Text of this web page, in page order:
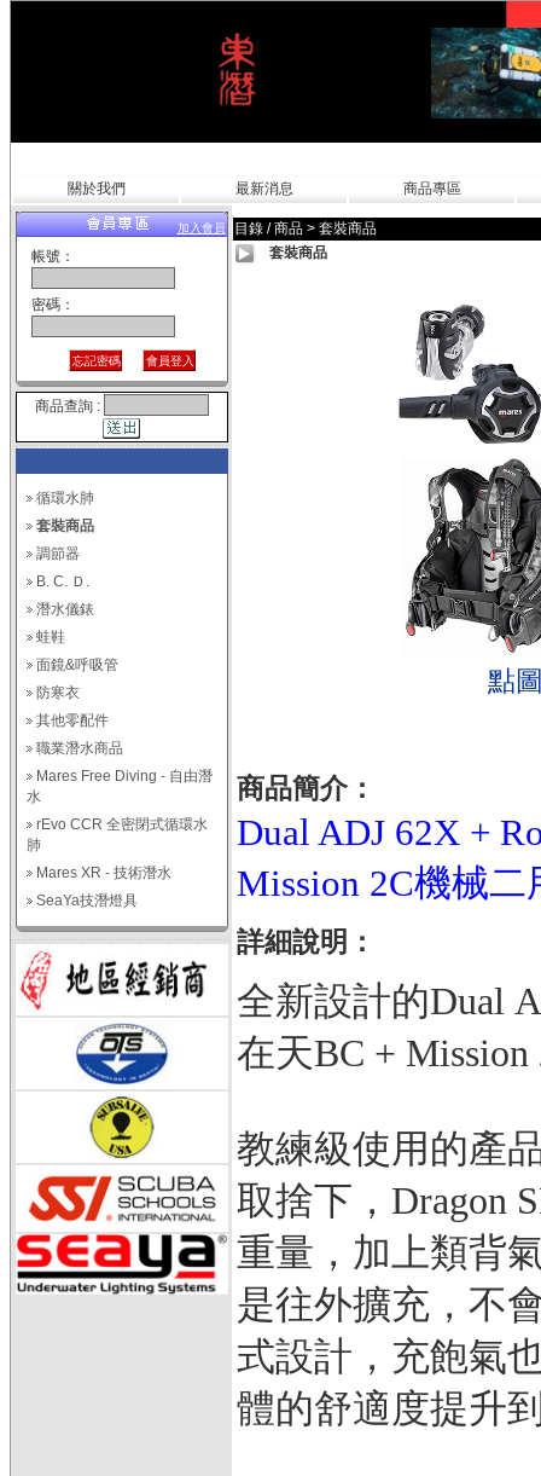
關於我們 最新消息 商品專區
加入會員
帳號：
密碼：
商品查詢 :
循環水肺
套裝商品
調節器
B. C. Ｄ.
潛水儀錶
蛙鞋
面鏡&呼吸管
防寒衣
其他零配件
職業潛水商品
Mares Free Diving - 自由潛
水
rEvo CCR 全密閉式循環水
肺
Mares XR - 技術潛水
SeaYa技潛燈具
目錄 / 商品 > 套裝商品
套裝商品
點
商品簡介：
Dual ADJ 62X +
Mission 2C機械
詳細說明：
全新設計的Dual
在天BC +
教練級使用的產
取捨下，Dragon
重量，加上類背
是往外擴充，不
式設計，充飽氣
體的舒適度提升